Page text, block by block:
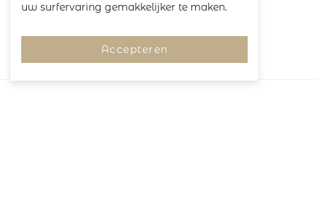
uw surfervaring gemakkelijker te maken.
Accepteren